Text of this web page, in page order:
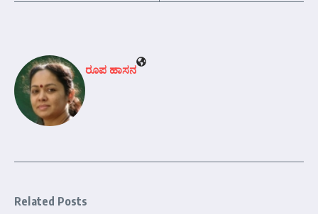
ರೂಪ ಹಾಸನ
Related Posts